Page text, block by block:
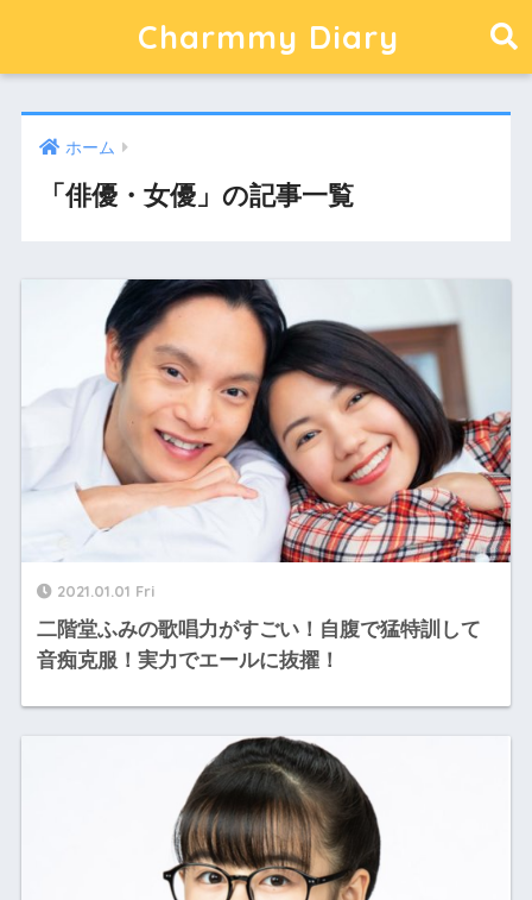
Charmmy Diary
ホーム
「俳優・女優」の記事一覧
2021.01.01 Fri
二階堂ふみの歌唱力がすごい！自腹で猛特訓して
音痴克服！実力でエールに抜擢！